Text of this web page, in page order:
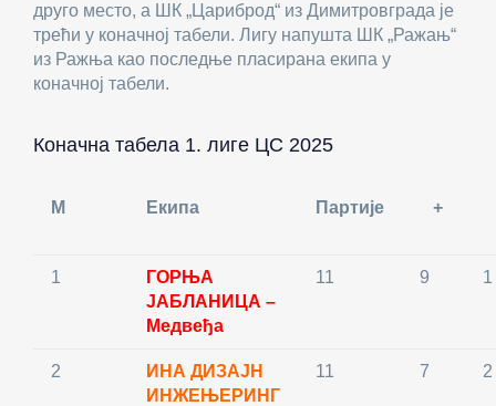
друго место, а ШК „Цариброд“ из Димитровграда је
трећи у коначној табели. Лигу напушта ШК „Ражањ“
из Ражња као последње пласирана екипа у
коначној табели.
Коначна табела 1. лиге ЦС 2025
М Екипа Партије +
1
ГОРЊА
ЈАБЛАНИЦА –
Медвеђа
11 9 1
2
ИНА ДИЗАЈН
ИНЖЕЊЕРИНГ
11 7 2